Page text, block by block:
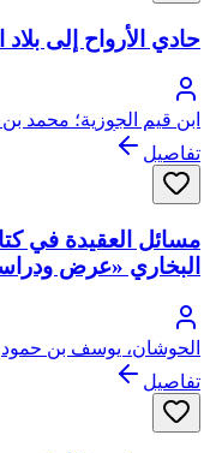
حادي الأرواح إلى
ابن قيم الجوزية؛ محمد
الدمشقي، أبو عبد الله،
تفاصيل
مسائل العقيدة في
البخاري «عرض
الحوشان، يوسف بن حمود
تفاصيل